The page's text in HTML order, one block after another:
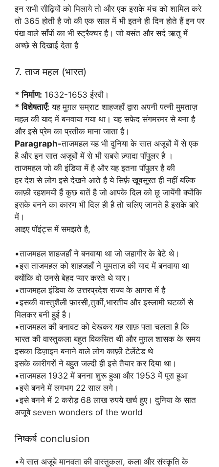
इन सभी सीढ़ियों को मिलाये तो और एक इसके मंच को शामिल करे
तो 365 होती है जो की एक साल में भी इतने ही दिन होते हैं इन पर
पंख वाले साँपों का भी स्ट्रैक्चर है। जो बसंत और सर्द ऋतु में
अच्छे से दिखाई देता है
7. ताज महल (भारत)
* निर्माण: 1632-1653 ईस्वी।
* विशेषताएँ: यह मुग़ल सम्राट शाहजहाँ द्वारा अपनी पत्नी मुमताज़
महल की याद में बनवाया गया था। यह सफेद संगमरमर से बना है
और इसे प्रेम का प्रतीक माना जाता है।
Paragraph-ताजमहल यह भी दुनिया के सात अजूबों में से एक
है और इन सात अजूबों में से भी सबसे ज़्यादा पॉपुलर है ।
ताजमहल जो की इंडिया में है और यह इतना पॉपुलर है की
हर देश से लोग इसे देखने आते है ये सिर्फ़ खूबसूरत ही नहीं बल्कि
काफ़ी रहशमयी हैं कुछ बातें है जो आपके दिल को छू जायेंगी क्योंकि
इसके बनने का कारण भी दिल ही है तो चलिए जानते है इसके बारे
में।
आइए पॉइंट्स में समझते है,
•ताजमहल शाहजहाँ ने बनवाया था जो जहागीर के बेटे थे।
•इस ताजमहल को शाहजहाँ ने मुमताज़ की याद में बनवाया था
क्योंकि वो उनसे बेहद प्यार करते थे यार।
•ताजमहल इंडिया के उत्तरप्रदेश राज्य के आगरा में है
•इसकी वास्तुशैली फ़ारसी,तुर्की,भारतीय और इस्लामी घटकों से
मिलकर बनी हुई है।
•ताजमहल की बनावट को देखकर यह साफ़ पता चलता है कि
भारत की वास्तुकला बहुत विकसित थी और मुग़ल शासक के समय
इसका डिज़ाइन बनाने वाले लोग काफ़ी टेलेंटेड थे
इसके कारीगरों ने बहुत जल्दी ही इसे तैयार कर दिया था।
•ताजमहल 1932 में बनना शुरू हुआ और 1953 में पूरा हुआ
•इसे बनने में लगभग 22 साल लगे।
•इसे बनने में 2 करोड़ 68 लाख रुपये खर्च हुए। दुनिया के सात
अजूबे seven wonders of the world
निष्कर्ष conclusion
•ये सात अजूबे मानवता की वास्तुकला, कला और संस्कृति के